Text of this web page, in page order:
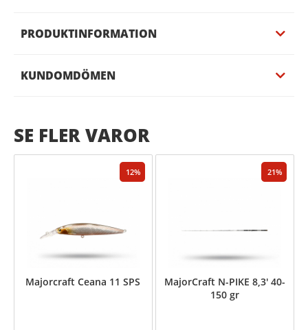
PRODUKTINFORMATION
KUNDOMDÖMEN
SE FLER VAROR
12
Majorcraft Ceana 11 SPS
21
MajorCraft N-PIKE 8,3' 40-
150 gr